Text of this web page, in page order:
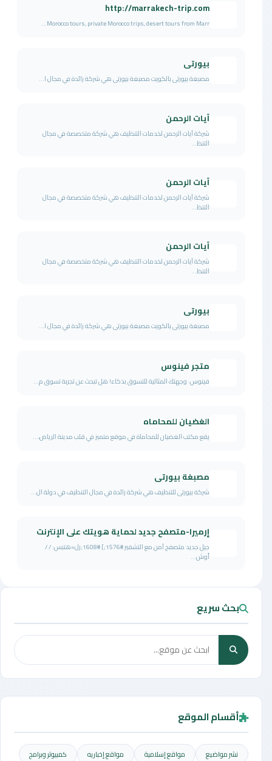
http://marrakech-trip.com
Morocco tours, private Morocco trips, desert tours from Marr...
بيورتى
مصبغة بيورتى بالكويت مصبغة بيورتى هي شركة رائدة في مجال ا...
آيات الرحمن
شركة آيات الرحمن لخدمات التنظيف هي شركة متخصصة في مجال
التنظ...
آيات الرحمن
شركة آيات الرحمن لخدمات التنظيف هي شركة متخصصة في مجال
التنظ...
آيات الرحمن
شركة آيات الرحمن لخدمات التنظيف هي شركة متخصصة في مجال
التنظ...
بيورتى
مصبغة بيورتى بالكويت مصبغة بيورتى هي شركة رائدة في مجال ا...
متجر فينوس
فينوس: وجهتك المثالية للتسوق بذكاء! هل تبحث عن تجربة تسوق م...
الغضيان للمحاماه
يقع مكتب الغضيان للمحاماة في موقع متميز في قلب مدينة الرياض،...
مصبغة بيورتى
شركة بيورتى للتنظيف هي شركة رائدة في مجال التنظيف في دولة ال...
إرميرا-متصفح جديد لحماية هويتك على الإنترنت
جيل جديد متصفح آمن مع التشفير #1576;] #1608;رل=هتبس: / /
أوش...
بحث سريع
أقسام الموقع
نشر مواضيع مواقع إسلامية مواقع إخباريه
كمبيوتر وبرامج